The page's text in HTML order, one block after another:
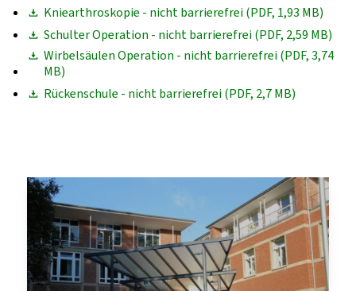
Kniearthroskopie - nicht barrierefrei (PDF, 1,93 MB)
Schulter Operation - nicht barrierefrei (PDF, 2,59 MB)
Wirbelsäulen Operation - nicht barrierefrei (PDF, 3,74
MB)
Rückenschule - nicht barrierefrei (PDF, 2,7 MB)